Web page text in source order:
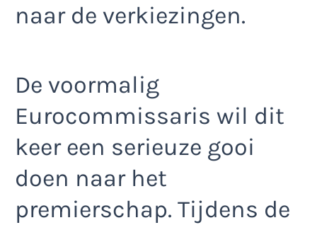
naar de verkiezingen.
De voormalig
Eurocommissaris wil dit
keer een serieuze gooi
doen naar het
premierschap. Tijdens de